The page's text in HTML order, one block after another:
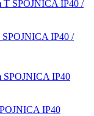
IP40 /
IP40